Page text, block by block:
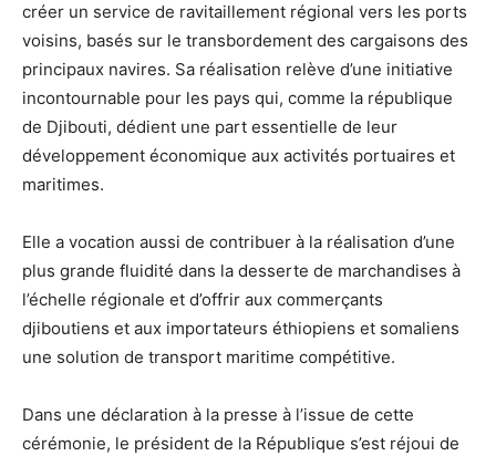
créer un service de ravitaillement régional vers les ports
voisins, basés sur le transbordement des cargaisons des
principaux navires. Sa réalisation relève d’une initiative
incontournable pour les pays qui, comme la république
de Djibouti, dédient une part essentielle de leur
développement économique aux activités portuaires et
maritimes.
Elle a vocation aussi de contribuer à la réalisation d’une
plus grande fluidité dans la desserte de marchandises à
l’échelle régionale et d’offrir aux commerçants
djiboutiens et aux importateurs éthiopiens et somaliens
une solution de transport maritime compétitive.
Dans une déclaration à la presse à l’issue de cette
cérémonie, le président de la République s’est réjoui de